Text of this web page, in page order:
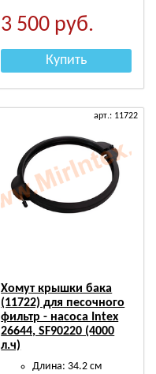
3 500 руб.
Купить
арт.: 11722
Хомут крышки бака
(11722) для песочного
фильтр - насоса Intex
26644, SF90220 (4000
л.ч)
Длина: 34.2 см